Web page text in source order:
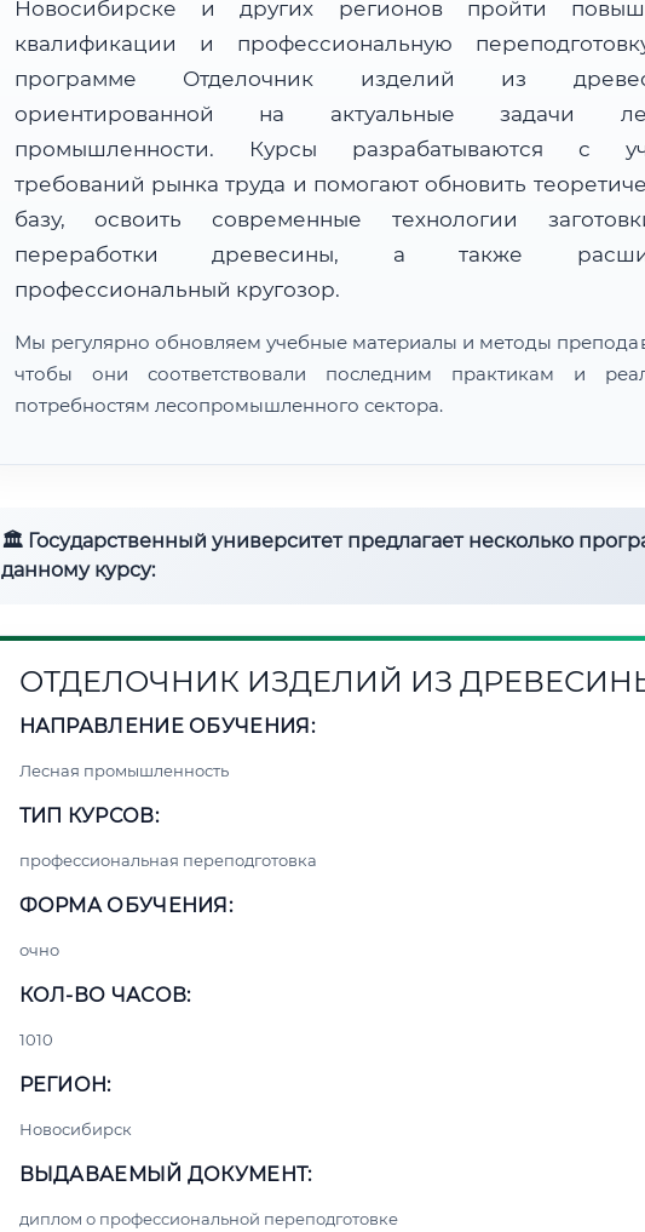
Новосибирске и других регионов пройти
квалификации и профессиональную
программе Отделочник изделий из
ориентированной на актуальные задачи
промышленности. Курсы разрабатываются с
требований рынка труда и помогают обновить
базу, освоить современные технологии
переработки древесины, а также
профессиональный кругозор.
Мы регулярно обновляем учебные материалы и методы
чтобы они соответствовали последним практикам и
потребностям лесопромышленного сектора.
🏛 Государственный университет предлагает несколько
данному курсу:
ОТДЕЛОЧНИК ИЗДЕЛИЙ ИЗ
НАПРАВЛЕНИЕ ОБУЧЕНИЯ:
Лесная промышленность
ТИП КУРСОВ:
профессиональная переподготовка
ФОРМА ОБУЧЕНИЯ:
очно
КОЛ-ВО ЧАСОВ:
1010
РЕГИОН:
Новосибирск
ВЫДАВАЕМЫЙ ДОКУМЕНТ:
диплом о профессиональной переподготовке